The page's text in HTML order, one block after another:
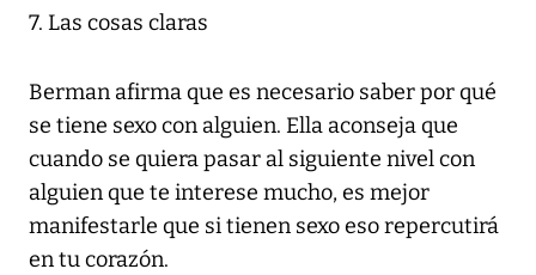
7. Las cosas claras
Berman afirma que es necesario saber por qué
se tiene sexo con alguien. Ella aconseja que
cuando se quiera pasar al siguiente nivel con
alguien que te interese mucho, es mejor
manifestarle que si tienen sexo eso repercutirá
en tu corazón.